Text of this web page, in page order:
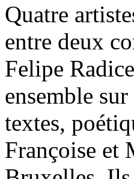
Quatre
entre deux
Felipe
ensemble
textes,
Françoise et